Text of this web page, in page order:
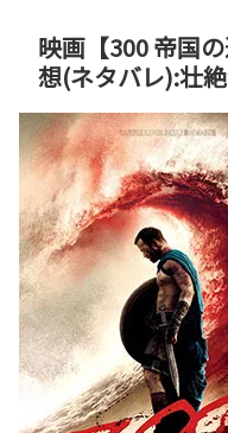
映画【300 帝国
想(ネタバレ):壮